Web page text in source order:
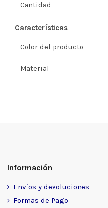
Cantidad
Características
Color del producto
Material
Información
Envíos y devoluciones
Formas de Pago